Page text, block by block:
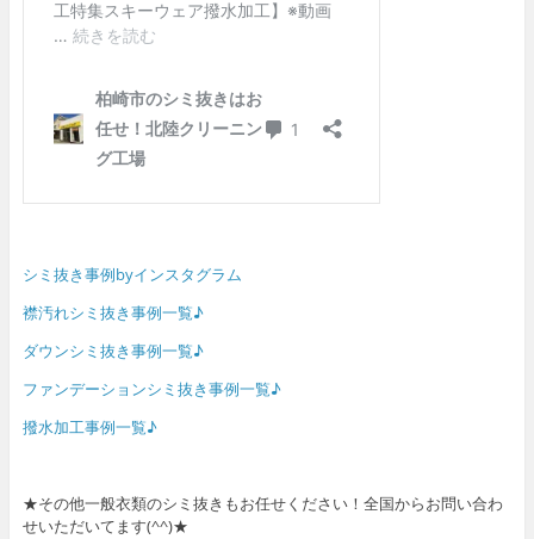
シミ抜き事例byインスタグラム
襟汚れシミ抜き事例一覧♪
ダウンシミ抜き事例一覧♪
ファンデーションシミ抜き事例一覧♪
撥水加工事例一覧♪
★その他一般衣類のシミ抜きもお任せください！全国からお問い合わ
せいただいてます(^^)★